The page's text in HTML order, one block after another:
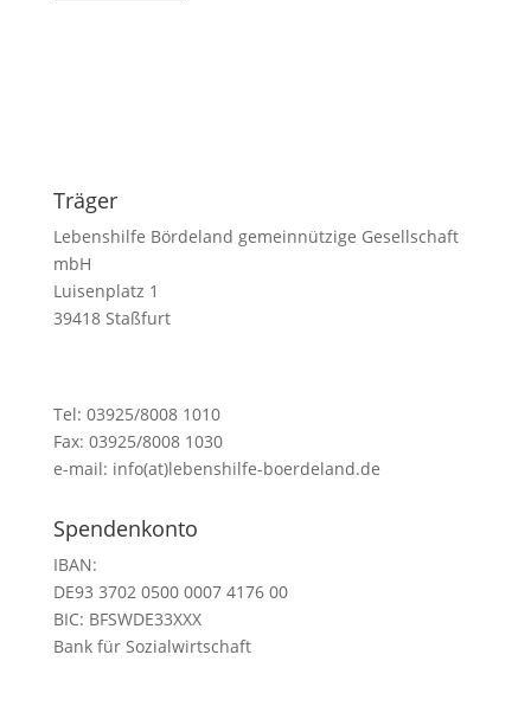
Träger
Lebenshilfe Bördeland gemeinnützige Gesellschaft
mbH
Luisenplatz 1
39418 Staßfurt
Tel: 03925/8008 1010
Fax: 03925/8008 1030
e-mail: info(at)lebenshilfe-boerdeland.de
Spendenkonto
IBAN:
DE93 3702 0500 0007 4176 00
BIC: BFSWDE33XXX
Bank für Sozialwirtschaft